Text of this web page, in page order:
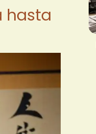
hasta